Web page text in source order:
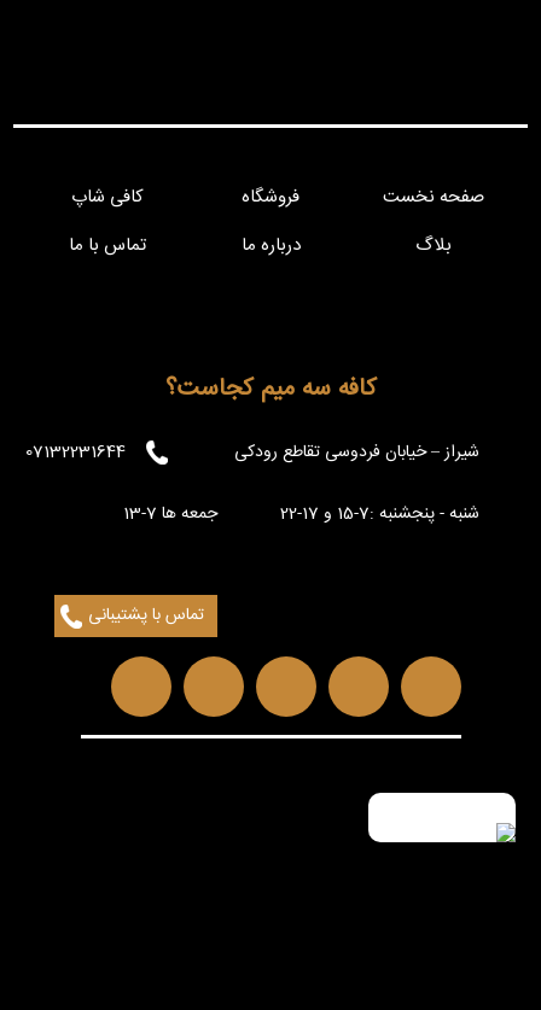
تماس با پشتیبانی
صفحه نخست فروشگاه
کافی شاپ
بلاگ
درباره ما تماس با ما
کافه سه میم کجاست؟
شیراز – خیابان فردوسی تقاطع رودکی 07132231644
شنبه - پنجشنبه :7-15 و 17-22 جمعه ها 7-13